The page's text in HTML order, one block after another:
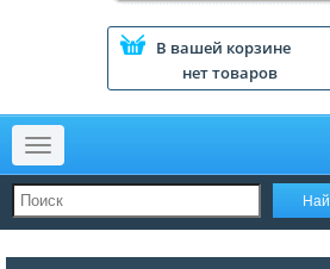
В вашей корзине
нет товаров
Меню